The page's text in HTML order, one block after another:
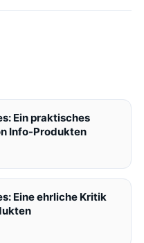
Ein praktisches
Info-Produkten
Eine ehrliche Kritik